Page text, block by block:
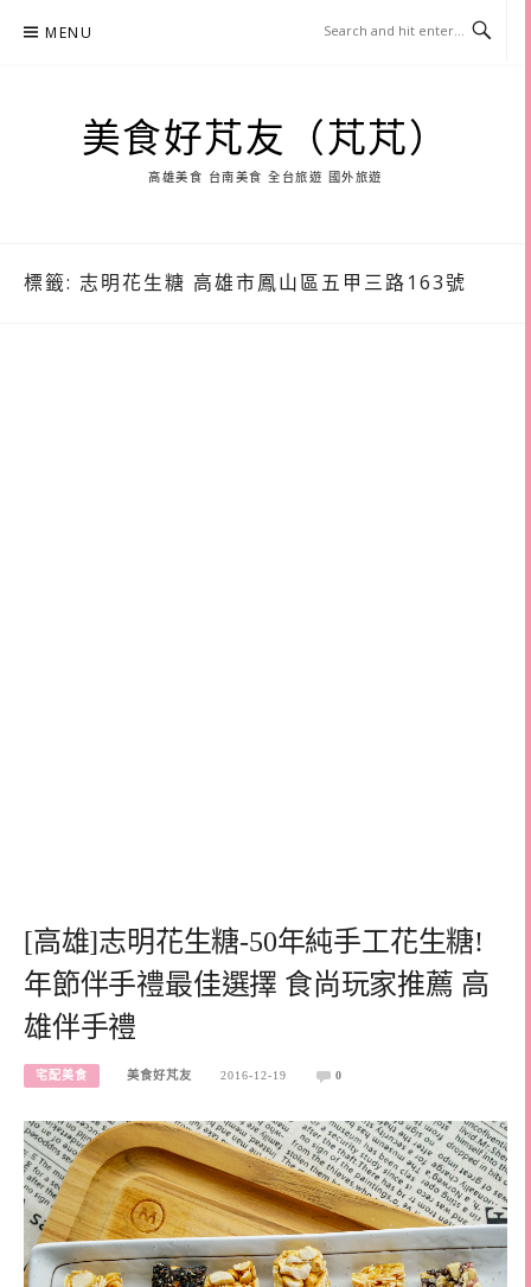
MENU
美食好芃友（芃芃）
高雄美食 台南美食 全台旅遊 國外旅遊
標籤: 志明花生糖 高雄市鳳山區五甲三路163號
[高雄]志明花生糖-50年純手工花生糖!
年節伴手禮最佳選擇 食尚玩家推薦 高
雄伴手禮
宅配美食 美食好芃友 2016-12-19 0